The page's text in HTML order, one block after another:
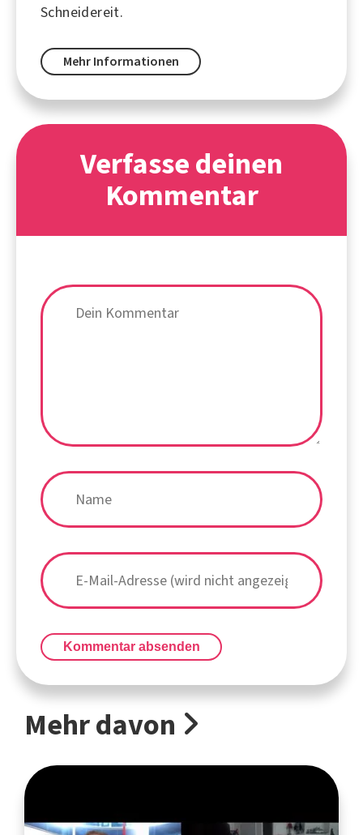
Schneidereit.
Mehr Informationen
Verfasse deinen
Kommentar
Kommentar absenden
Mehr davon